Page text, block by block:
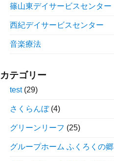
篠山東デイサービスセンター
西紀デイサービスセンター
音楽療法
カテゴリー
test(29)
さくらんぼ(4)
グリーンリーフ (25)
グループホーム ふくろくの郷